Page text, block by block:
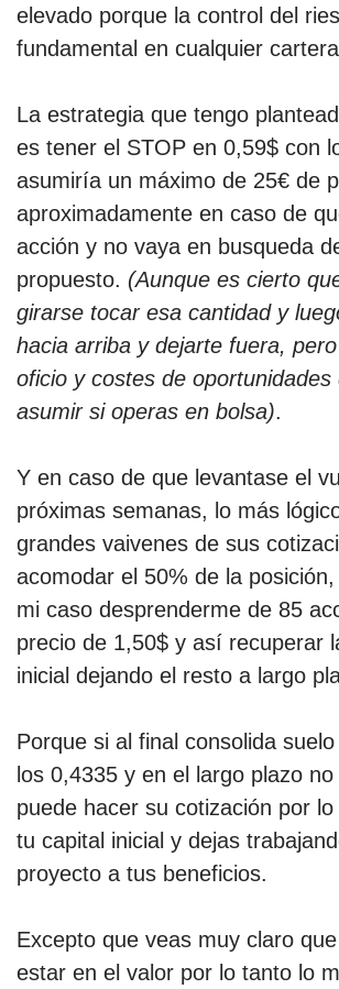
elevado porque la control del
fundamental en cualquier
La estrategia que tengo
es tener el STOP en 0,59$ con
asumiría un máximo de 25€ de
aproximadamente en caso de
acción y no vaya en busqueda
propuesto. (Aunque es cierto
girarse tocar esa cantidad y
hacia arriba y dejarte fuera,
oficio y costes de oportunidades
asumir si operas en bolsa).
Y en caso de que levantase el
próximas semanas, lo más
grandes vaivenes de sus
acomodar el 50% de la
mi caso desprenderme de 85
precio de 1,50$ y así recuperar
inicial dejando el resto a largo
Porque si al final consolida
los 0,4335 y en el largo plazo
puede hacer su cotización por
tu capital inicial y dejas
proyecto a tus beneficios.
Excepto que veas muy claro
estar en el valor por lo tanto lo